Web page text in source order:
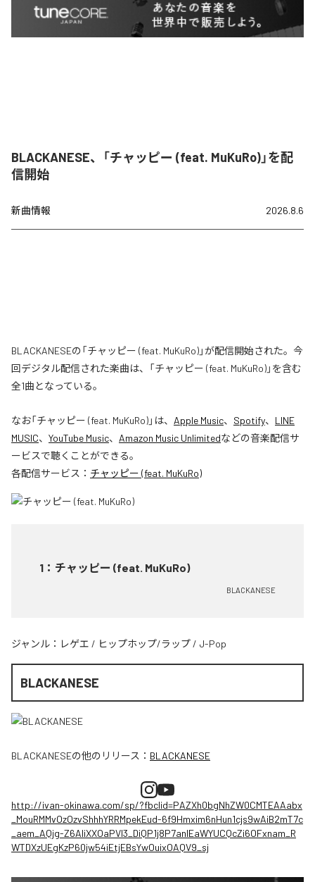
BLACKANESE、「チャッピー (feat. MuKuRo)」を配
信開始
新曲情報 2026.8.6
BLACKANESEの「チャッピー (feat. MuKuRo)」が配信開始された。今
回デジタル配信された楽曲は、「チャッピー (feat. MuKuRo)」を含む
全1曲となっている。
なお「チャッピー (feat. MuKuRo)」は、 Apple Music、 Spotify、 LINE
MUSIC、 YouTube Music、 Amazon Music Unlimitedなどの音楽配信サ
ービスで聴くことができる。
各配信サービス： チャッピー (feat. MuKuRo)
1 ： チャッピー (feat. MuKuRo)
BLACKANESE
ジャンル： レゲエ / ヒップホップ/ラップ / J-Pop
BLACKANESE
BLACKANESEの他のリリース： BLACKANESE
http://ivan-okinawa.com/sp/?fbclid=PAZXh0bgNhZW0CMTEAAabx
_MouRMMvOzOzvShhhYRRMpekEud-6f9Hmxim6nHun1cjs9wAiB2mT7c
_aem_AQjg-Z6AIiXXOaPVl3_DiQP1j8P7anlEaWYUCQcZi6OFxnam_R
WTDXzUEgKzP60jw54iEtjEBsYwOuixOAQV9_sj